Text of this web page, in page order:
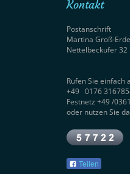
Kontakt
Postanschrift
Martina Groß-
Nettelbeckufer
Rufen Sie einfach
+49 0176
Festnetz +49 /
oder nutzen Sie
Teilen